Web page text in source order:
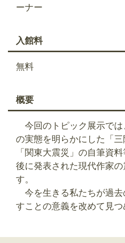
ーナー
入館料
無料
概要
今回のトピック展示では
の実態を明らかにした「
「関東大震災」の自筆資
後に発表された現代作家
す。
今を生きる私たちが過去
すことの意義を改めて見つ